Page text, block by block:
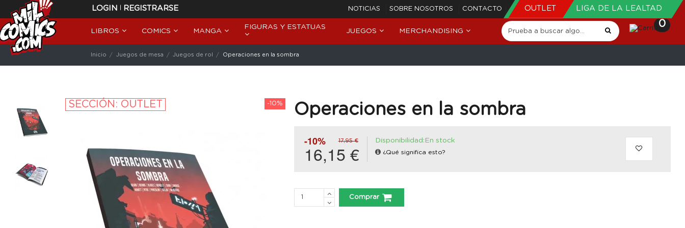
LOGIN | REGISTRARSE NOTICIAS SOBRE NOSOTROS CONTACTO OUTLET LIGA DE LA LEALTAD
LIBROS COMICS MANGA
FIGURAS Y ESTATUAS
JUEGOS MERCHANDISING
0
Inicio Juegos de mesa Juegos de rol Operaciones en la sombra
-10%
SECCIÓN: OUTLET Operaciones en la sombra
-10% 17,95 €
16,15 €
Disponibilidad:En stock
¿Qué significa esto?
Comprar